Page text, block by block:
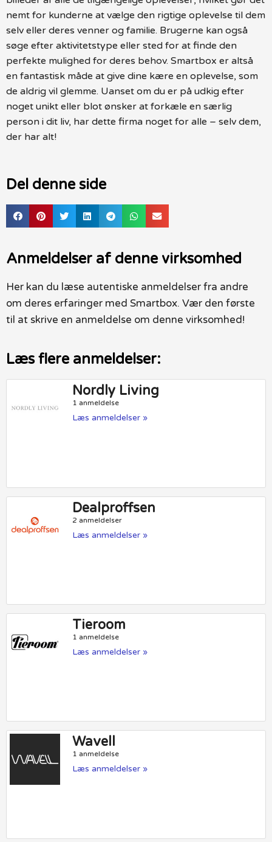
nemt for kunderne at vælge den rigtige oplevelse til dem
selv eller deres venner og familie. Brugerne kan også
søge efter aktivitetstype eller sted for at finde den
perfekte mulighed for deres behov. Smartbox er altså
en fantastisk måde at give dine kære en oplevelse, som
de aldrig vil glemme. Uanset om du er på udkig efter
noget unikt eller blot ønsker at forkæle en særlig
person i dit liv, har dette firma noget for alle – selv dem,
der har alt!
Del denne side
Anmeldelser af denne virksomhed
Her kan du læse autentiske anmeldelser fra andre
om deres erfaringer med Smartbox. Vær den første
til at skrive en anmeldelse om denne virksomhed!
Læs flere anmeldelser:
Nordly Living
1 anmeldelse
Læs anmeldelser »
Dealproffsen
2 anmeldelser
Læs anmeldelser »
Tieroom
1 anmeldelse
Læs anmeldelser »
Wavell
1 anmeldelse
Læs anmeldelser »